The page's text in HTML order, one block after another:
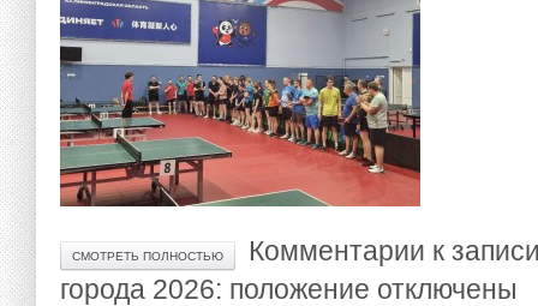
СМОТРЕТЬ ПОЛНОСТЬЮ Комментарии к
города 2026: положение отключены